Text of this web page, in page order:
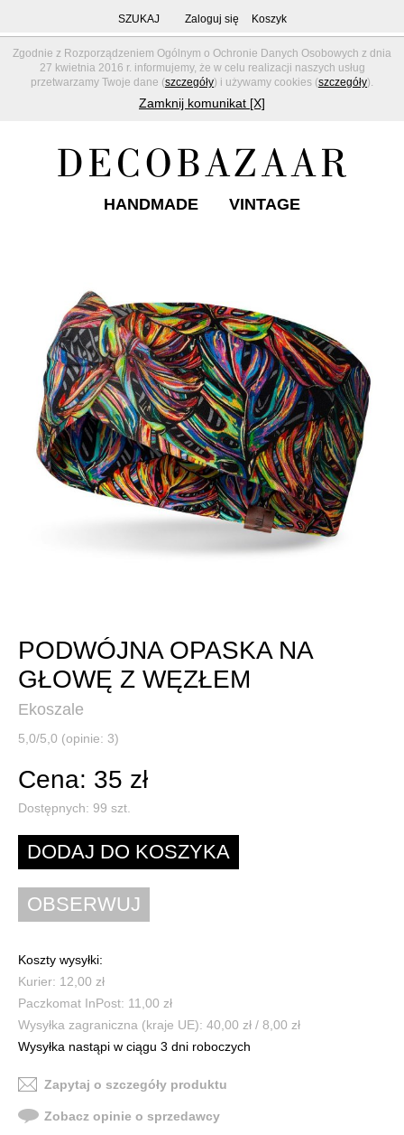
Zgodnie z Rozporządzeniem Ogólnym o Ochronie Danych Osobowych z dnia
27 kwietnia 2016 r. informujemy, że w celu realizacji naszych usług
przetwarzamy Twoje dane (szczegóły) i używamy cookies (szczegóły).
Zamknij komunikat [X]
SZUKAJ Zaloguj się Koszyk
HANDMADE VINTAGE
PODWÓJNA OPASKA NA
GŁOWĘ Z WĘZŁEM
Ekoszale
5,0/5,0 (opinie: 3)
Cena: 35 zł
Dostępnych: 99 szt.
Koszty wysyłki:
Kurier: 12,00 zł
Paczkomat InPost: 11,00 zł
Wysyłka zagraniczna (kraje UE): 40,00 zł / 8,00 zł
Wysyłka nastąpi w ciągu 3 dni roboczych
Zapytaj o szczegóły produktu
Zobacz opinie o sprzedawcy